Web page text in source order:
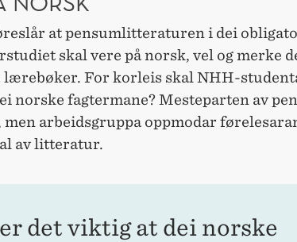
at pensumlitteraturen i dei
skal vere på norsk, vel og merke
lærebøker. For korleis skal NHH-
norske fagtermane? Mesteparten av
arbeidsgruppa oppmodar
av litteratur.
det viktig at dei norske